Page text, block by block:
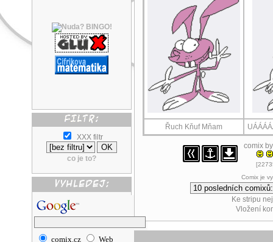
XXX filtr
co je to?
comix.cz Web
Řuch Kňuf Mňam
comix
Comix je
Ke stripu
Vložení